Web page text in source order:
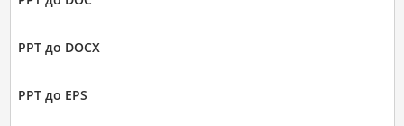
PPT до DOCX
PPT до EPS